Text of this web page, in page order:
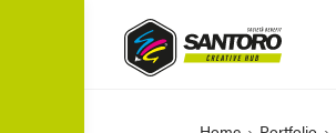
contenuto